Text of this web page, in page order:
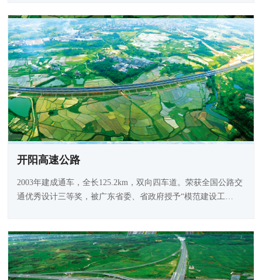
开阳高速公路
2003年建成通车，全长125.2km，双向四车道。荣获全国公路交
通优秀设计三等奖，被广东省委、省政府授予“模范建设工